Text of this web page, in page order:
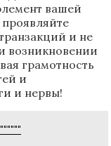
вашей
и не
возникновении
грамотность
и
и нервы!